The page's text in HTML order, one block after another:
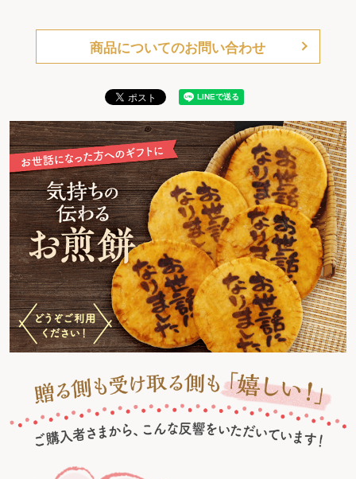
商品についてのお問い合わせ